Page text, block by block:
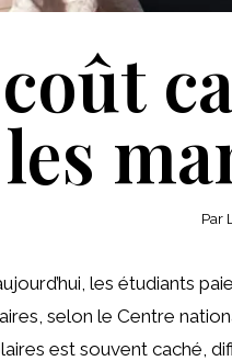
Par
les étudiants
selon le Centre
est souvent caché,